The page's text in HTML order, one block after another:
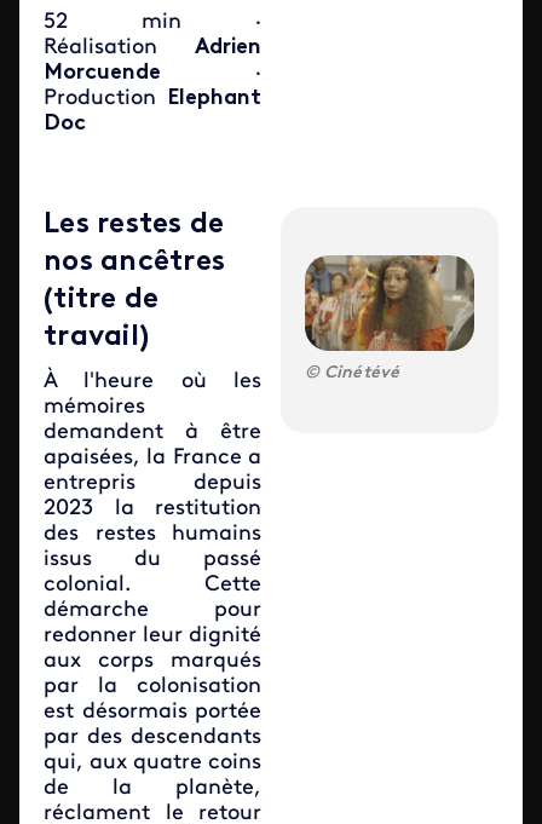
52 min ·
Réalisation Adrien
Morcuende ·
Production
Elephant
Doc
Les restes de
nos ancêtres
(titre de
travail)
À l'heure où les
mémoires
demandent à être
apaisées, la France a
entrepris depuis
2023 la restitution
des restes humains
issus du passé
colonial. Cette
démarche pour
redonner leur dignité
aux corps marqués
par la colonisation
est désormais portée
par des descendants
qui, aux quatre coins
de la planète,
réclament le retour
Cinétévé